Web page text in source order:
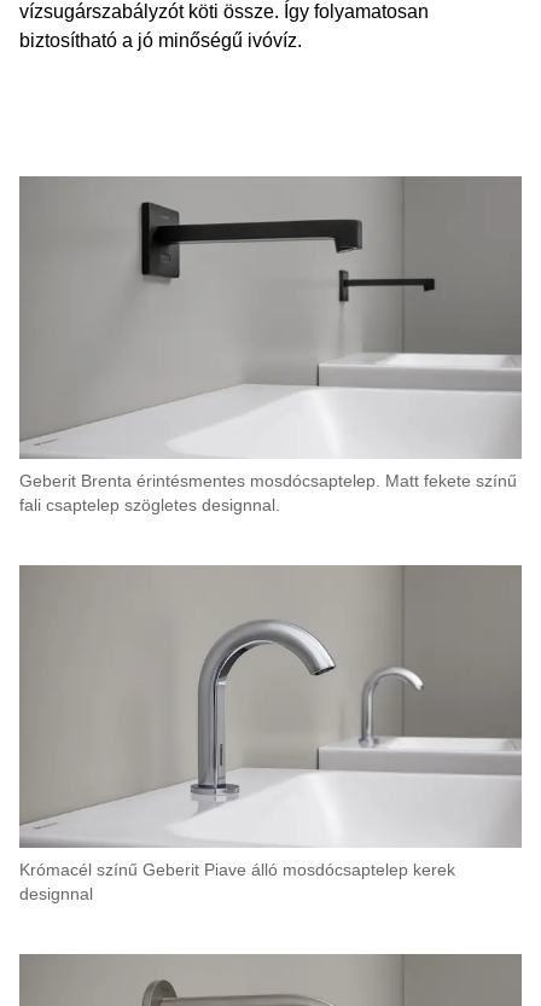
vízsugárszabályzót köti össze. Így folyamatosan
biztosítható a jó minőségű ivóvíz.
Geberit Brenta érintésmentes mosdócsaptelep. Matt fekete színű
fali csaptelep szögletes designnal.
Krómacél színű Geberit Piave álló mosdócsaptelep kerek
designnal